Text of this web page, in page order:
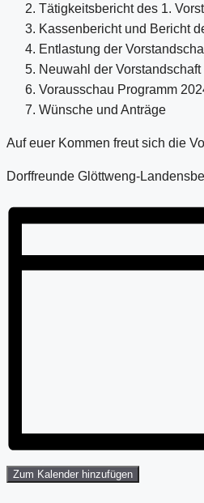
Tätigkeitsbericht des 1.
Kassenbericht und Bericht
Entlastung der
Neuwahl der Vorstandschaft
Vorausschau Programm
Wünsche und Anträge
Auf euer Kommen freut sich die
Dorffreunde Glöttweng-
Zum Kalender hinzufügen